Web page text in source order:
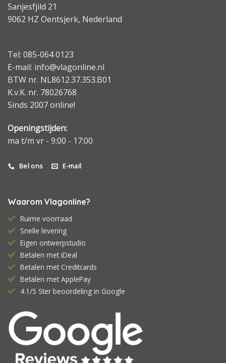
Sanjesfjild 21
9062 HZ Oentsjerk, Nederland
Tel: 085-064 0123
E-mail: info@vlagonline.nl
BTW nr. NL8612.37.353.B01
K.v.K. nr. 78026768
Sinds 2007 online!
Openingstijden:
ma t/m vr - 9:00 - 17:00
Bel ons E-mail
Waarom Vlagonline?
Ruime voorraad
Snelle levering
Eigen ontwerpstudio
Betalen met iDeal
Betalen met Creditcards
Betalen met ApplePay
4.1/5 Ster beoordeling in Google